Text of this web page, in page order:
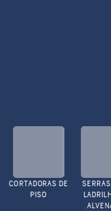
CORTADORAS DE
PISO